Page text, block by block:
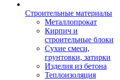
Строительные материалы
Металлопрокат
Кирпич и
строительные блоки
Сухие смеси,
грунтовки, затирки
Изделия из бетона
Теплоизоляция